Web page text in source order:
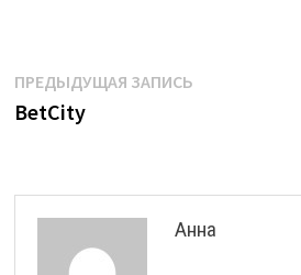
Навигация
по
ПРЕДЫДУЩАЯ ЗАПИСЬПредыдущая
BetCity
Анна